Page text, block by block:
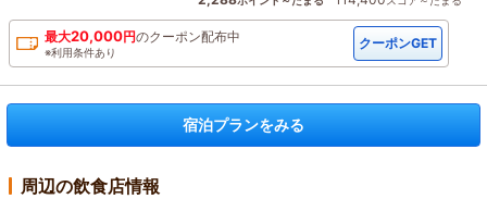
最大20,000円のクーポン配布中
※利用条件あり
クーポンGET
宿泊プランをみる
周辺の飲食店情報